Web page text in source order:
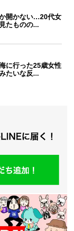
開かない…20代女
たものの...
に行った25歳女性
たいな反...